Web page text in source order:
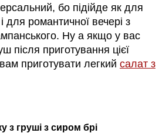
бо підійде як для
для романтичної вечері з
Ну а якщо у вас
після приготування цієї
приготувати легкий салат з
з груші з сиром брі